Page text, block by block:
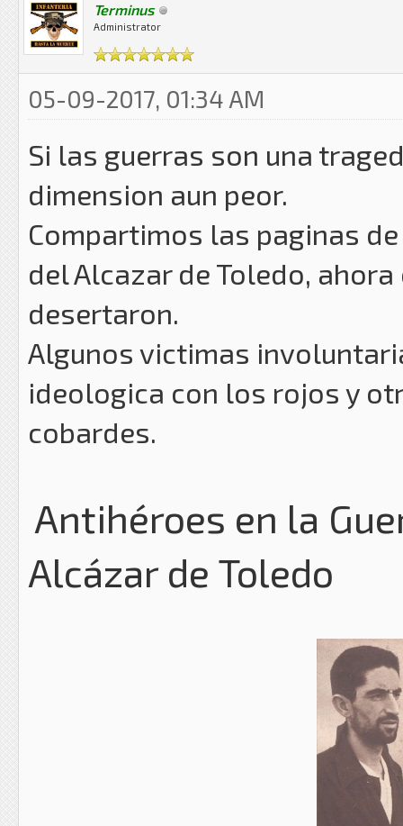
Terminus
Administrator
05-09-2017, 01:34 AM
Si las guerras son una
dimension aun peor.
Compartimos las paginas
del Alcazar de Toledo,
desertaron.
Algunos victimas
ideologica con los rojos y
cobardes.
Antihéroes en la
Alcázar de Toledo